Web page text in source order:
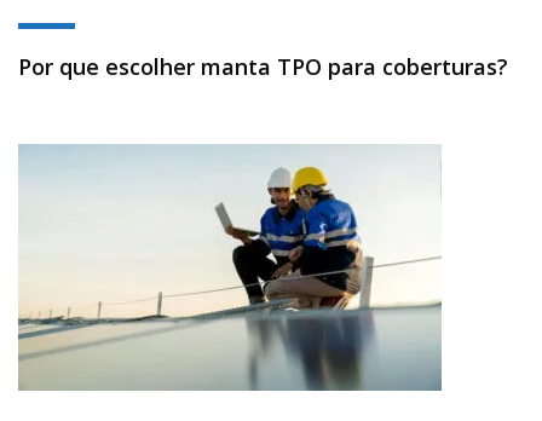
Por que escolher manta TPO para coberturas?